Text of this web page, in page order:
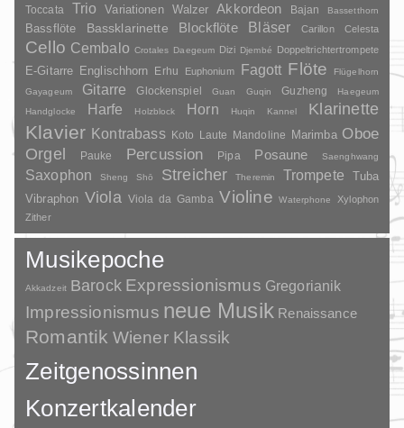
Toccata Trio Variationen Walzer Akkordeon Bajan Bassetthorn
Bassflöte Bassklarinette Blockflöte Bläser Carillon Celesta
Cello Cembalo Crotales Daegeum Dizi Djembé Doppeltrichtertrompete
E-Gitarre Englischhorn Erhu Euphonium Fagott Flöte
Flügelhorn
Gayageum
Gitarre Glockenspiel Guan Guqin Guzheng
Haegeum
Handglocke
Harfe Holzblock Horn Huqin Kannel Klarinette
Klavier Kontrabass Koto Laute Mandoline Marimba Oboe
Orgel Pauke Percussion Pipa Posaune Saenghwang
Saxophon Sheng Shō Streicher Theremin Trompete
Tuba
Vibraphon Viola Viola da Gamba Violine Waterphone
Xylophon
Zither
Musikepoche
Akkadzeit Barock Expressionismus Gregorianik
Impressionismus neue Musik Renaissance
Romantik Wiener Klassik
Zeitgenossinnen
Konzertkalender